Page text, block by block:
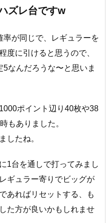
ズレ台ですw
が同じで、レギュラーを
度に引けると思うので、
なんだろうな〜と思いま
ポイント辺り40枚や38
もありました。
したね。
1台を通しで打ってみまし
ギュラー寄りでビッグが
あればリセットする、も
た方が良いかもしれませ